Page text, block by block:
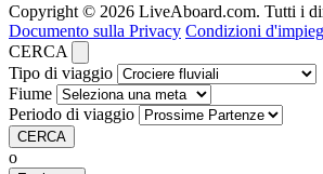
Copyright © 2026 LiveAboard.com. Tutti i
Documento sulla Privacy Condizioni
CERCA
Tipo di viaggio
Fiume
Periodo di viaggio
CERCA
o